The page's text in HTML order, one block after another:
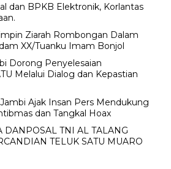
dan BPKB Elektronik, Korlantas
Ziarah Rombongan Dalam
XX/Tuanku Imam Bonjol
Dorong Penyelesaian
Melalui Dialog dan Kepastian
Ajak Insan Pers Mendukung
dan Tangkal Hoax
DANPOSAL TNI AL TALANG
TELUK SATU MUARO